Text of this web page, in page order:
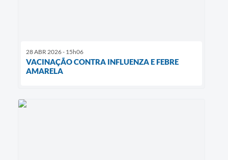
28 ABR 2026 - 15h06
VACINAÇÃO CONTRA INFLUENZA E FEBRE
AMARELA